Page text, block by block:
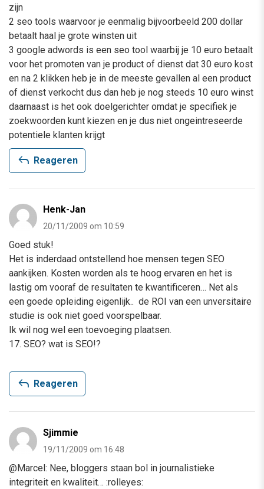
zijn
2 seo tools waarvoor je eenmalig bijvoorbeeld 200 dollar
betaalt haal je grote winsten uit
3 google adwords is een seo tool waarbij je 10 euro betaalt
voor het promoten van je product of dienst dat 30 euro kost
en na 2 klikken heb je in de meeste gevallen al een product
of dienst verkocht dus dan heb je nog steeds 10 euro winst
daarnaast is het ook doelgerichter omdat je specifiek je
zoekwoorden kunt kiezen en je dus niet ongeintreseerde
potentiele klanten krijgt
reply Reageren
Henk-Jan
20/11/2009 om 10:59
Goed stuk!
Het is inderdaad ontstellend hoe mensen tegen SEO
aankijken. Kosten worden als te hoog ervaren en het is
lastig om vooraf de resultaten te kwantificeren… Net als
een goede opleiding eigenlijk.. de ROI van een unversitaire
studie is ook niet goed voorspelbaar.
Ik wil nog wel een toevoeging plaatsen.
17. SEO? wat is SEO!?
reply Reageren
Sjimmie
19/11/2009 om 16:48
@Marcel: Nee, bloggers staan bol in journalistieke
integriteit en kwaliteit… :rolleyes: